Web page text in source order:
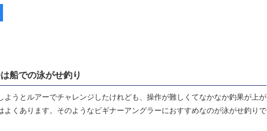
船での泳がせ釣り
ようとルアーでチャレンジしたけれども、操作が難しくてなかなか釣果が上が
よくあります。そのようなビギナーアングラーにおすすめなのが泳がせ釣りで